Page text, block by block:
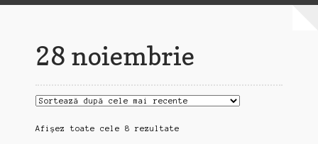
Contact
28 noiembrie
Afișez toate cele 8 rezultateSortat